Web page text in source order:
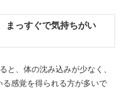
まっすぐで気持ちがい
と、体の沈み込みが少なく、
感覚を得られる方が多いで